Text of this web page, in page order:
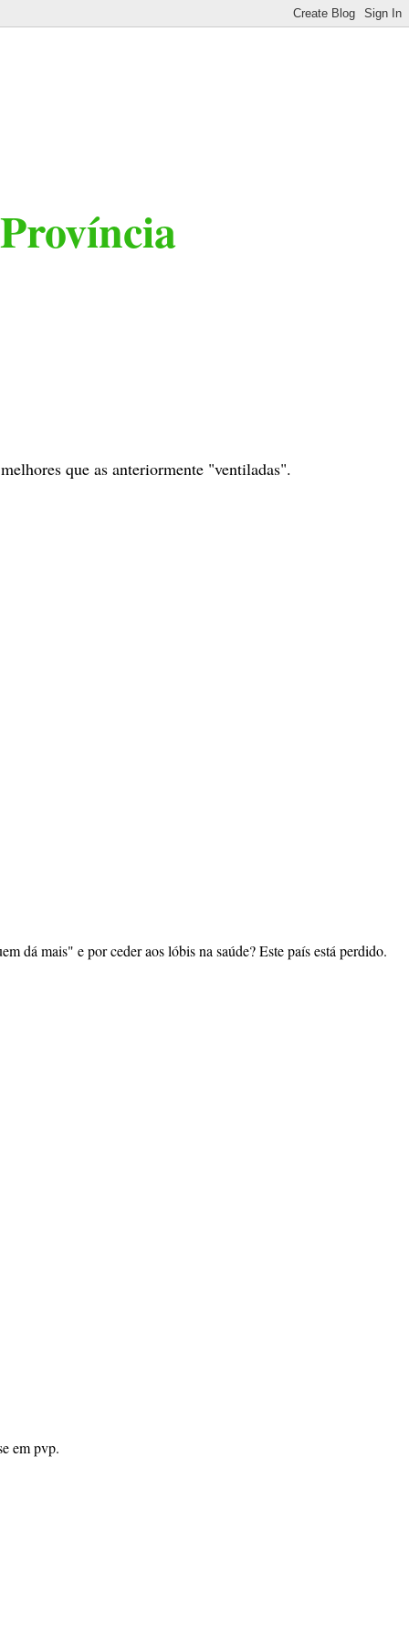
que as anteriormente "ventiladas".
dá mais" e por ceder aos lóbis na saúde? Este país está perdido.
em pvp.